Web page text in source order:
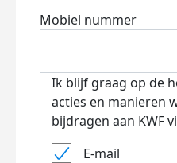
Mobiel nummer
Ik blijf graag op de
acties en manieren
bijdragen aan KWF
E-mail